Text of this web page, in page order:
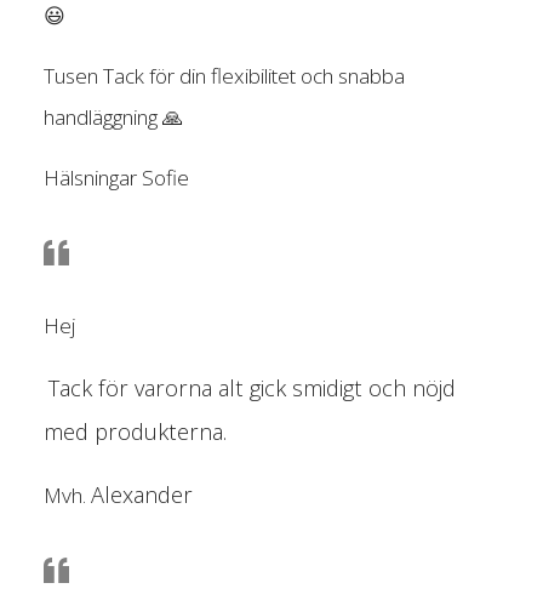
😃
Tusen Tack för din flexibilitet och snabba
handläggning 🙏
Hälsningar Sofie
Hej
Tack för varorna alt gick smidigt och nöjd
med produkterna.
Mvh. Alexander